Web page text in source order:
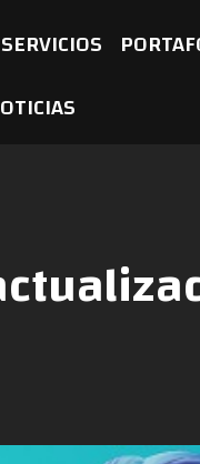
SERVICIOS